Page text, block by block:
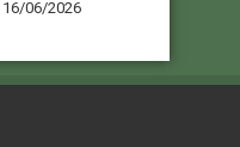
16/06/2026